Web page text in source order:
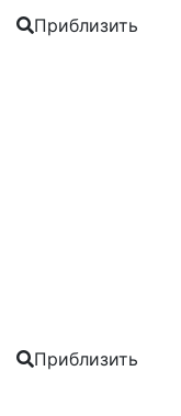
Приблизить
Приблизить